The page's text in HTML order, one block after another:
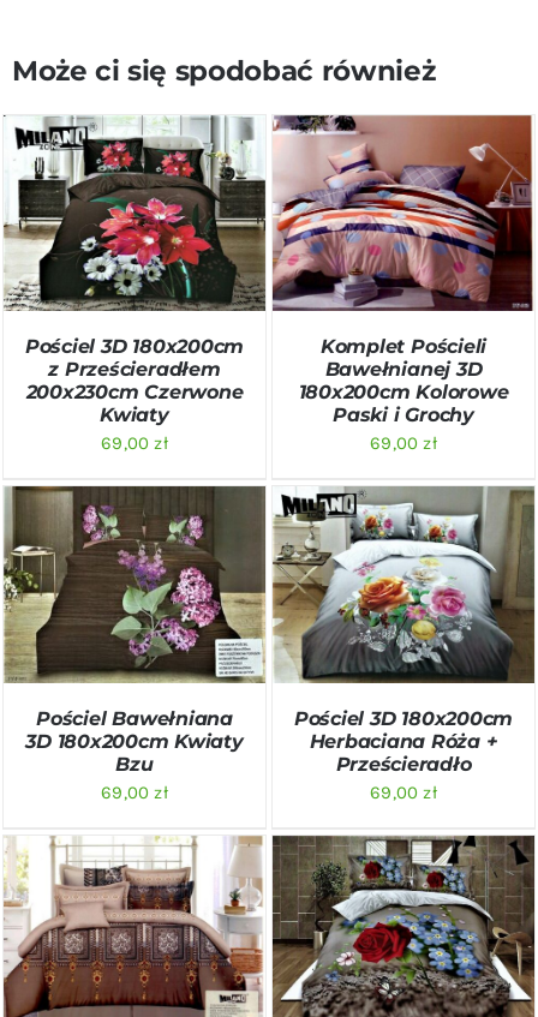
Może ci się spodobać również
DODAJ DO KOSZYKA
SZCZEGÓŁY
Pościel 3D 180x200cm
z Prześcieradłem
200x230cm Czerwone
Kwiaty
69,00zł
DODAJ DO KOSZYKA
/
SZCZEGÓŁY
Komplet Pościeli
Bawełnianej 3D
180x200cm Kolorowe
Paski i Grochy
69,00zł
DODAJ DO KOSZYKA
/
SZCZEGÓŁY
Pościel Bawełniana
3D 180x200cm Kwiaty
Bzu
69,00zł
DODAJ DO KOSZYKA
SZCZEGÓŁY
Pościel 3D 180x200cm
Herbaciana Róża +
Prześcieradło
69,00zł
DODAJ DO KOSZYKA
/
SZCZEGÓŁY
DODAJ DO KOSZYKA
/
SZCZEGÓŁY